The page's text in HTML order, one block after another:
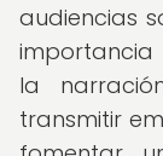
audiencias
importancia
la
transmitir